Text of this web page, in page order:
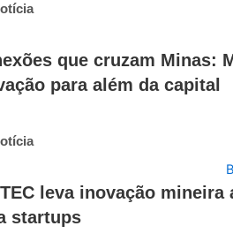
que cruzam Minas:
para além da capital
leva inovação
startups